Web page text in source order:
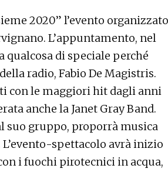
2020” l’evento organizzato
L’appuntamento, nel
qualcosa di speciale perché
radio, Fabio De Magistris.
con le maggiori hit dagli anni
anche la Janet Gray Band.
suo gruppo, proporrà musica
spettacolo avrà inizio
i fuochi pirotecnici in acqua,